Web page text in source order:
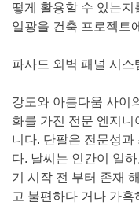
떻게 활용할 수 있는
일광을 건축 프로젝트
파사드 외벽 패널 시
강도와 아름다움 사이
화를 가진 전문 엔지
니다. 단팔은 전문성과
다. 날씨는 인간이 일
기 시작 전 부터 존재
고 불편하다 거나 가